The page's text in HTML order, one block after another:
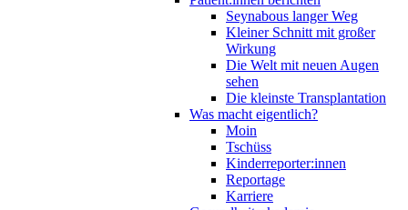
Seynabous langer Weg
Kleiner Schnitt mit großer
Wirkung
Die Welt mit neuen Augen
sehen
Die kleinste Transplantation
Was macht eigentlich?
Moin
Tschüss
Kinderreporter:innen
Reportage
Karriere